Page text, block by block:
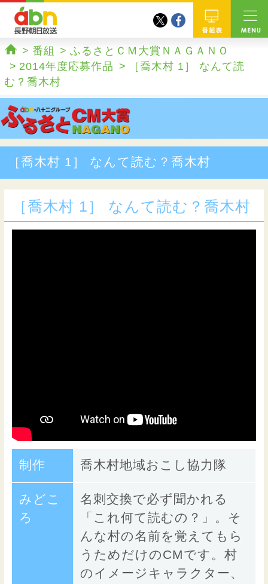
twitterfacebook
ホーム
番組
ふるさとＣＭ大賞ＮＡＧＡＮＯ
2014年度応募作品
［喬木村 1］ なんて読
む？喬木村
［喬木村 1］ なんて読む？喬木村
［喬木村 1］ なんて読む？喬木村
制作 喬木村地域おこし協力隊
みどこ
ろ
名刺交換で必ず聞かれる
「これ何て読むの？」。そ
んな村の名前を覚えてもら
うためだけのCMです。村
のイメージキャラクター、